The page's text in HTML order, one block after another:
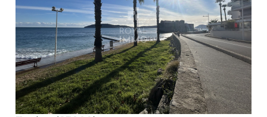
Voir le bien